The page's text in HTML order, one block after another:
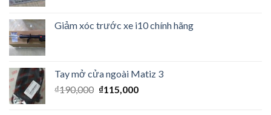
Giảm xóc trước xe i10 chính hãng
Tay mở cửa ngoài Matiz 3
₫190,000 ₫115,000